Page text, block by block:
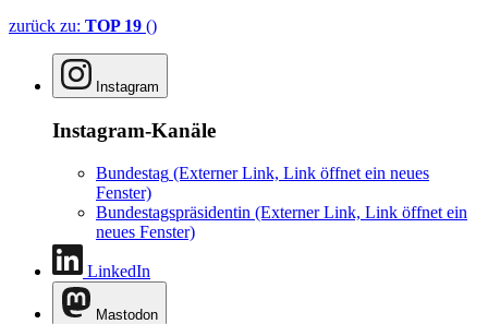
zurück zu: TOP 19 ()
Instagram
Instagram-Kanäle
Bundestag (Externer Link, Link öffnet ein neues
Fenster)
Bundestagspräsidentin (Externer Link, Link öffnet ein
neues Fenster)
LinkedIn
Mastodon